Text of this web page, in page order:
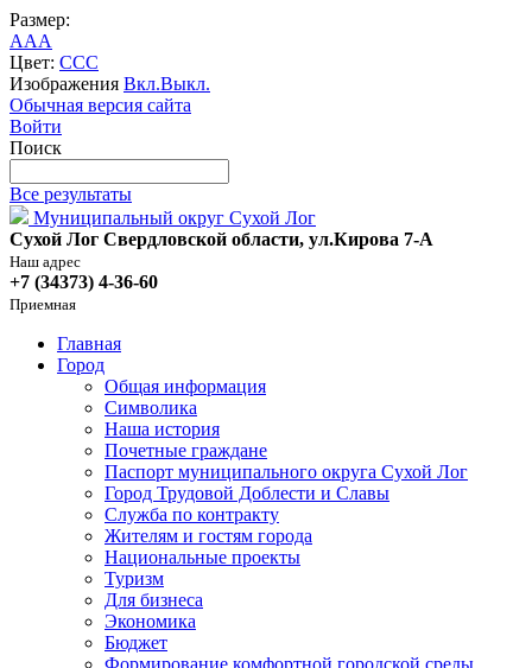
Размер:
AAA
Цвет: CCC
Изображения Вкл.Выкл.
Обычная версия сайта
Войти
Поиск
Все результаты
Муниципальный округ Сухой Лог
Сухой Лог Свердловской области, ул.Кирова 7-А
Наш адрес
+7 (34373) 4-36-60
Приемная
Главная
Город
Общая информация
Символика
Наша история
Почетные граждане
Паспорт муниципального округа Сухой Лог
Город Трудовой Доблести и Славы
Служба по контракту
Жителям и гостям города
Национальные проекты
Туризм
Для бизнеса
Экономика
Бюджет
Формирование комфортной городской среды